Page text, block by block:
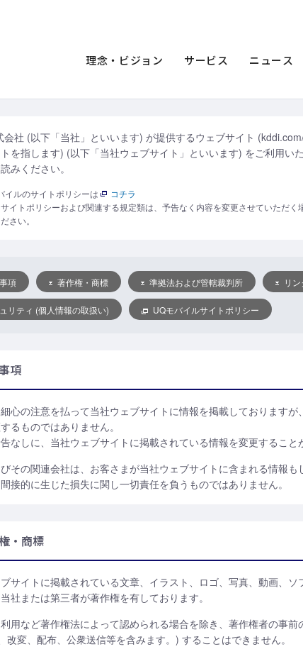
理念・ビジョン サービス ニュース
会社 (以下「当社」といいます) が提供するウェブサイト
を指します) (以下「当社ウェブサイト」といいます) をご利用い
みください。
イルのサイトポリシーは
コチラ
イトポリシーおよび関連する規定類は、予告なく内容を変更させていただ
さい。
項 著作権・商標 準拠法および管轄裁判所 リン
リティ (個人情報の取扱い) UQモバイルサイトポリシー
項
心の注意を払って当社ウェブサイトに情報を掲載しております
るものではありません。
なしに、当社ウェブサイトに掲載されている情報を変更すること
その関連会社は、お客さまが当社ウェブサイトに含まれる情報も
接的に生じた損失に関し一切責任を負うものではありません。
・商標
サイトに掲載されている文章、イラスト、ロゴ、写真、動画、
社または第三者が著作権を有しております。
用など著作権法によって認められる場合を除き、著作権者の事
改変、配布、公衆送信等を含みます。) することはできません。